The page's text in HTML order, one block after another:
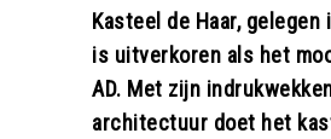
Kasteel de Haar,
is uitverkoren als het
AD. Met zijn
architectuur doet het